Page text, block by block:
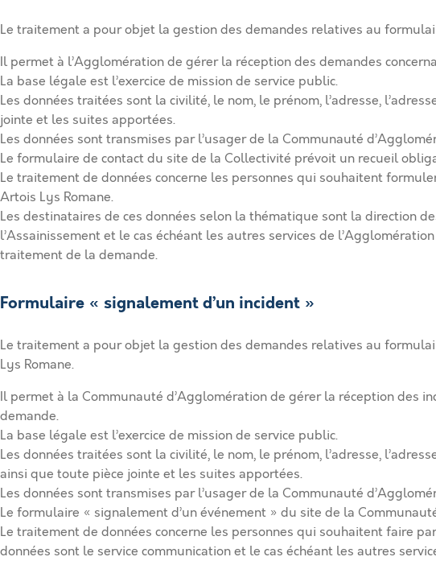
Le traitement a pour objet la gestion des demandes relatives au
Il permet à l’Agglomération de gérer la réception des demandes
La base légale est l’exercice de mission de service public.
Les données traitées sont la civilité, le nom, le prénom, l’adresse,
jointe et les suites apportées.
Les données sont transmises par l’usager de la Communauté
Le formulaire de contact du site de la Collectivité prévoit un recueil
Le traitement de données concerne les personnes qui souhaitent
Artois Lys Romane.
Les destinataires de ces données selon la thématique sont la direction
l’Assainissement et le cas échéant les autres services de
traitement de la demande.
Formulaire « signalement d’un incident »
Le traitement a pour objet la gestion des demandes relatives au
Lys Romane.
Il permet à la Communauté d’Agglomération de gérer la réception des
demande.
La base légale est l’exercice de mission de service public.
Les données traitées sont la civilité, le nom, le prénom, l’adresse,
ainsi que toute pièce jointe et les suites apportées.
Les données sont transmises par l’usager de la Communauté
Le formulaire « signalement d’un événement » du site de la
Le traitement de données concerne les personnes qui souhaitent faire
données sont le service communication et le cas échéant les autres